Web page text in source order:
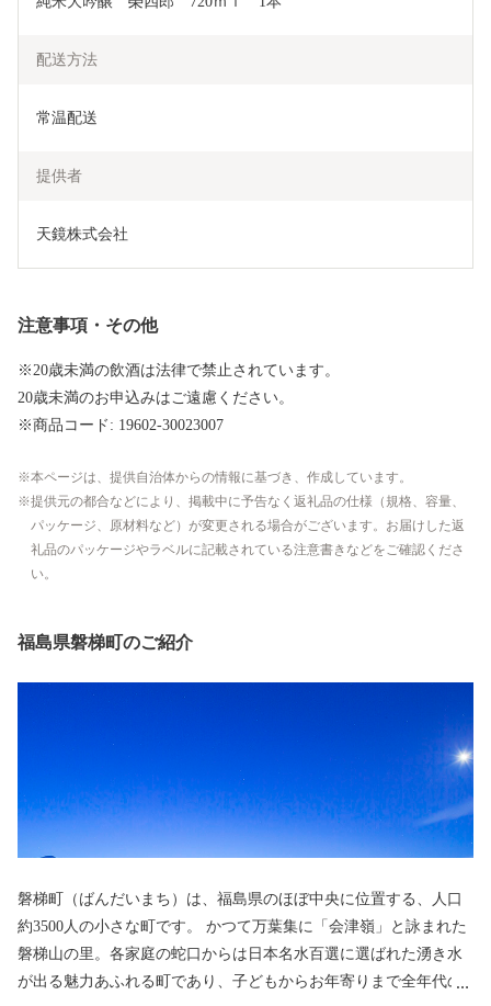
配送方法
常温配送
提供者
天鏡株式会社
注意事項・その他
※20歳未満の飲酒は法律で禁止されています。
20歳未満のお申込みはご遠慮ください。
※商品コード: 19602-30023007
本ページは、提供自治体からの情報に基づき、作成しています。
提供元の都合などにより、掲載中に予告なく返礼品の仕様（規格、容量、
パッケージ、原材料など）が変更される場合がございます。お届けした返
礼品のパッケージやラベルに記載されている注意書きなどをご確認くださ
い。
福島県磐梯町のご紹介
磐梯町（ばんだいまち）は、福島県のほぼ中央に位置する、人口
約3500人の小さな町です。 かつて万葉集に「会津嶺」と詠まれた
磐梯山の里。各家庭の蛇口からは日本名水百選に選ばれた湧き水
が出る魅力あふれる町であり、子どもからお年寄りまで全年代の